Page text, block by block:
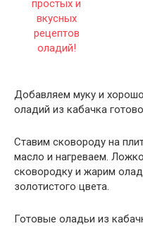
Добавляем муку и
оладий из кабачка
Ставим сковороду на
масло и нагреваем.
сковородку и жарим
золотистого цвета.
Готовые оладьи из